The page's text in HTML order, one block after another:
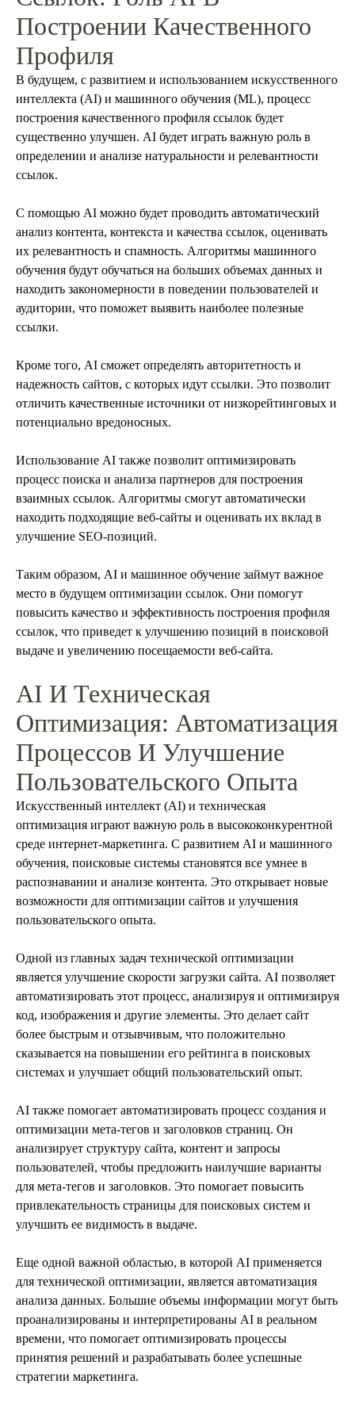
Построении Качественного
Профиля
В будущем, с развитием и использованием искусственного
интеллекта (AI) и машинного обучения (ML), процесс
построения качественного профиля ссылок будет
существенно улучшен. AI будет играть важную роль в
определении и анализе натуральности и релевантности
ссылок.
С помощью AI можно будет проводить автоматический
анализ контента, контекста и качества ссылок, оценивать
их релевантность и спамность. Алгоритмы машинного
обучения будут обучаться на больших объемах данных и
находить закономерности в поведении пользователей и
аудитории, что поможет выявить наиболее полезные
ссылки.
Кроме того, AI сможет определять авторитетность и
надежность сайтов, с которых идут ссылки. Это позволит
отличить качественные источники от низкорейтинговых и
потенциально вредоносных.
Использование AI также позволит оптимизировать
процесс поиска и анализа партнеров для построения
взаимных ссылок. Алгоритмы смогут автоматически
находить подходящие веб-сайты и оценивать их вклад в
улучшение SEO-позиций.
Таким образом, AI и машинное обучение займут важное
место в будущем оптимизации ссылок. Они помогут
повысить качество и эффективность построения профиля
ссылок, что приведет к улучшению позиций в поисковой
выдаче и увеличению посещаемости веб-сайта.
AI И Техническая
Оптимизация: Автоматизация
Процессов И Улучшение
Пользовательского Опыта
Искусственный интеллект (AI) и техническая
оптимизация играют важную роль в высококонкурентной
среде интернет-маркетинга. С развитием AI и машинного
обучения, поисковые системы становятся все умнее в
распознавании и анализе контента. Это открывает новые
возможности для оптимизации сайтов и улучшения
пользовательского опыта.
Одной из главных задач технической оптимизации
является улучшение скорости загрузки сайта. AI позволяет
автоматизировать этот процесс, анализируя и оптимизируя
код, изображения и другие элементы. Это делает сайт
более быстрым и отзывчивым, что положительно
сказывается на повышении его рейтинга в поисковых
системах и улучшает общий пользовательский опыт.
AI также помогает автоматизировать процесс создания и
оптимизации мета-тегов и заголовков страниц. Он
анализирует структуру сайта, контент и запросы
пользователей, чтобы предложить наилучшие варианты
для мета-тегов и заголовков. Это помогает повысить
привлекательность страницы для поисковых систем и
улучшить ее видимость в выдаче.
Еще одной важной областью, в которой AI применяется
для технической оптимизации, является автоматизация
анализа данных. Большие объемы информации могут быть
проанализированы и интерпретированы AI в реальном
времени, что помогает оптимизировать процессы
принятия решений и разрабатывать более успешные
стратегии маркетинга.